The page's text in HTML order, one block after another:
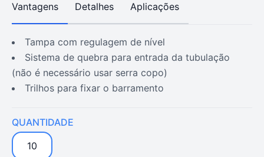
Vantagens Detalhes Aplicações
tampa com regulagem de nível
sistema de quebra para entrada da tubulação
(não é necessário usar serra copo)
trilhos para fixar o barramento
QUANTIDADE
10